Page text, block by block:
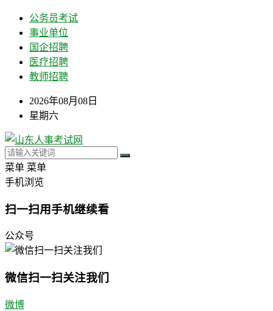
公务员考试
事业单位
国企招聘
医疗招聘
教师招聘
2026年08月08日
星期六
菜单 菜单
手机浏览
扫一扫用手机继续看
公众号
微信扫一扫关注我们
微博